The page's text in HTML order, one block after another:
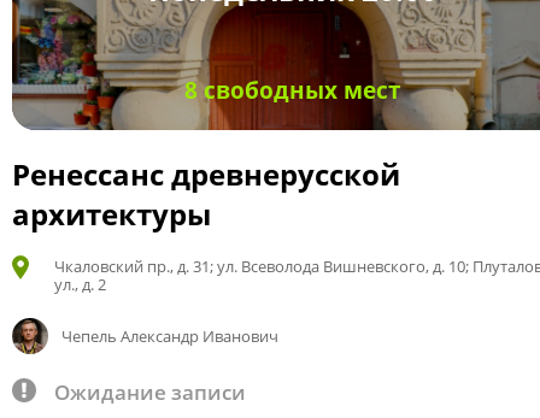
8 свободных мест
Ренессанс древнерусской
архитектуры
Чкаловский пр., д. 31; ул. Всеволода Вишневского, д. 10;
ул., д. 2
Чепель Александр Иванович
Ожидание записи